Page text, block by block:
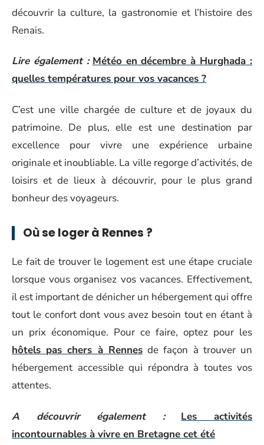
découvrir la culture, la gastronomie et l’histoire des
Renais.
Lire également : Météo en décembre à Hurghada :
quelles températures pour vos vacances ?
C’est une ville chargée de culture et de joyaux du
patrimoine. De plus, elle est une destination par
excellence pour vivre une expérience urbaine
originale et inoubliable. La ville regorge d’activités, de
loisirs et de lieux à découvrir, pour le plus grand
bonheur des voyageurs.
Où se loger à Rennes ?
Le fait de trouver le logement est une étape cruciale
lorsque vous organisez vos vacances. Effectivement,
il est important de dénicher un hébergement qui offre
tout le confort dont vous avez besoin tout en étant à
un prix économique. Pour ce faire, optez pour les
hôtels pas chers à Rennesde façon à trouver un
hébergement accessible qui répondra à toutes vos
attentes.
A découvrir également :
Les activités
incontournables à vivre en Bretagne cet été